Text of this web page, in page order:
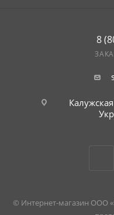
8
г.
рынок
© Интернет-магазин ООО